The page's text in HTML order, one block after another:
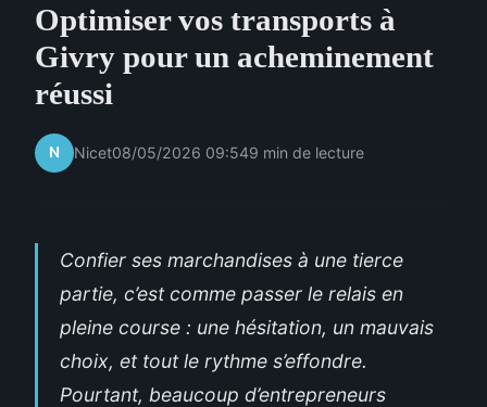
Optimiser vos transports à
Givry pour un acheminement
réussi
N Nicet08/05/2026 09:549 min de lecture
Confier ses marchandises à une tierce
partie, c’est comme passer le relais en
pleine course : une hésitation, un mauvais
choix, et tout le rythme s’effondre.
Pourtant, beaucoup d’entrepreneurs